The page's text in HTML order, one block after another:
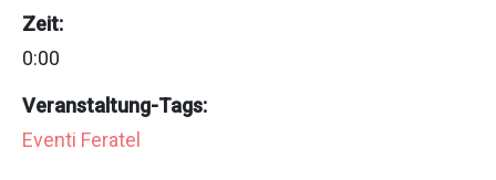
Zeit:
0:00
Veranstaltung-Tags:
Eventi Feratel